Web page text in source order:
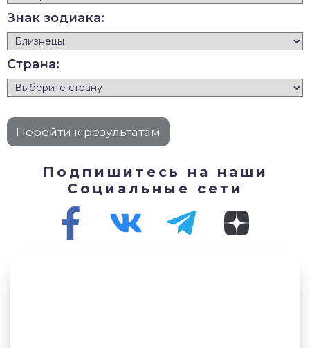
Знак зодиака:
Страна:
Подпишитесь на наши
Социальные сети